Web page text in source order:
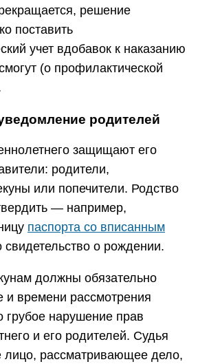
решение
поставить
учет вдобавок к наказанию
(о профилактической
родителей
защищают его
родители,
или попечители. Родство
— например,
паспорта со вписанным
свидетельство о рождении.
должны обязательно
и времени рассмотрения
нарушение прав
и его родителей. Судья
лицо, рассматривающее дело,